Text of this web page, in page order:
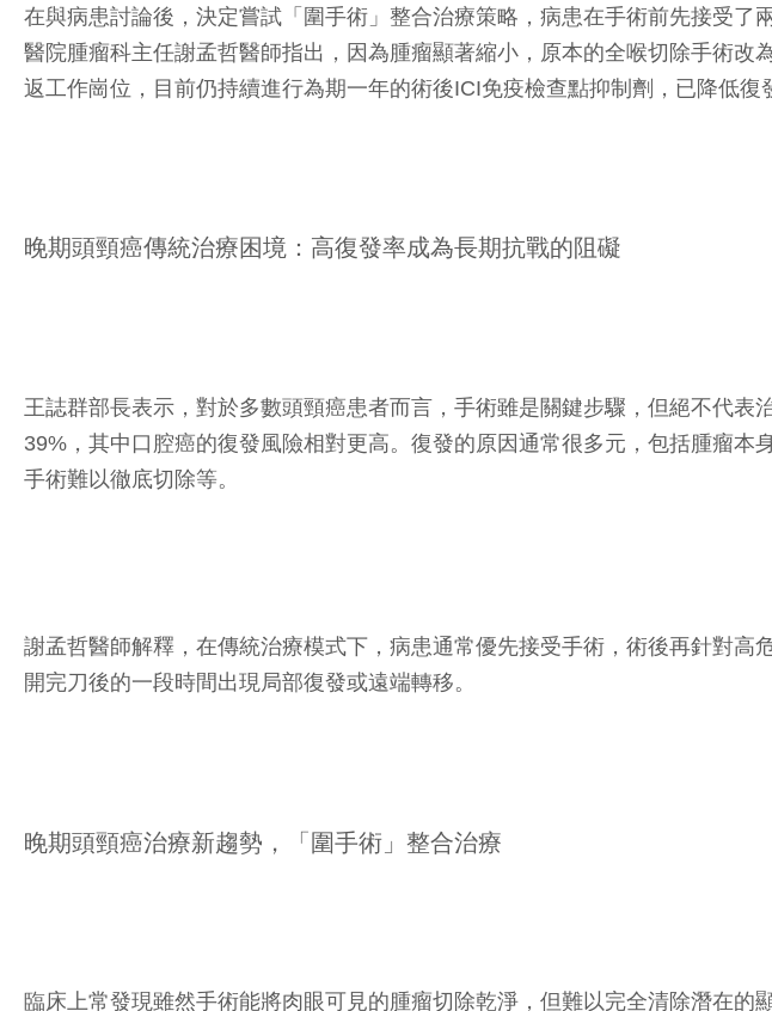
在與病患討論後，決定嘗試「圍手術」整合治療策略，病患在手術前先接受
醫院腫瘤科主任謝孟哲醫師指出，因為腫瘤顯著縮小，原本的全喉切除手術
返工作崗位，目前仍持續進行為期一年的術後ICI免疫檢查點抑制劑，已降低復
晚期頭頸癌傳統治療困境：高復發率成為長期抗戰的阻礙
王誌群部長表示，對於多數頭頸癌患者而言，手術雖是關鍵步驟，但絕不代
39%，其中口腔癌的復發風險相對更高。復發的原因通常很多元，包括腫瘤本
手術難以徹底切除等。
謝孟哲醫師解釋，在傳統治療模式下，病患通常優先接受手術，術後再針對
開完刀後的一段時間出現局部復發或遠端轉移。
晚期頭頸癌治療新趨勢，「圍手術」整合治療
臨床上常發現雖然手術能將肉眼可見的腫瘤切除乾淨，但難以完全清除潛在